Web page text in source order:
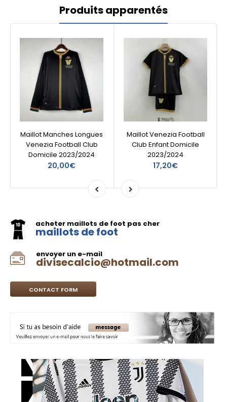
Produits apparentés
Maillot Manches Longues
Venezia Football Club
Domicile 2023/2024
20,00€
Maillot Venezia Football
Club Enfant Domicile
2023/2024
17,20€
acheter maillots de foot pas cher
maillots de foot
envoyer un e-mail
divisecalcio@hotmail.com
CONTACT FORM